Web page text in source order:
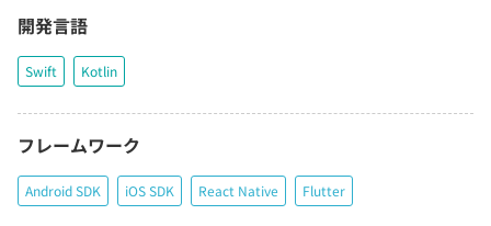
開発言語
Swift Kotlin
フレームワーク
Android SDK iOS SDK React Native Flutter